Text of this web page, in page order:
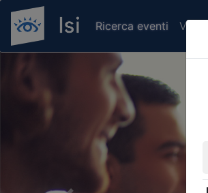
Ricerca eventi